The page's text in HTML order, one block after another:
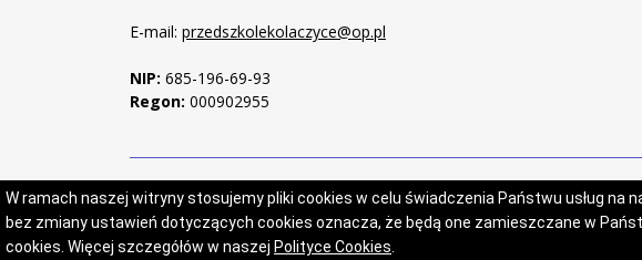
W ramach naszej witryny stosujemy pliki cookies w celu świadczenia Państwu usług
bez zmiany ustawień dotyczących cookies oznacza, że będą one zamieszczane w
cookies. Więcej szczegółów w naszej Polityce Cookies
E-mail: przedszkolekolaczyce@op.pl
NIP: 685-196-69-93
Regon: 000902955